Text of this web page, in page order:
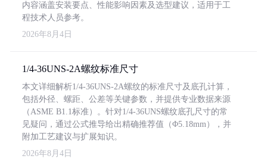
内容涵盖安装要点、性能影响因素及选型建议，适用于工
程技术人员参考。
2026年8月4日
1/4-36UNS-2A螺纹标准尺寸
本文详细解析1/4-36UNS-2A螺纹的标准尺寸及底孔计算，
包括外径、螺距、公差等关键参数，并提供专业数据来源
（ASME B1.1标准）。针对1/4-36UNS螺纹底孔尺寸的常
见疑问，通过公式推导给出精确推荐值（Φ5.18mm），并
附加工艺建议与扩展知识。
2026年8月4日